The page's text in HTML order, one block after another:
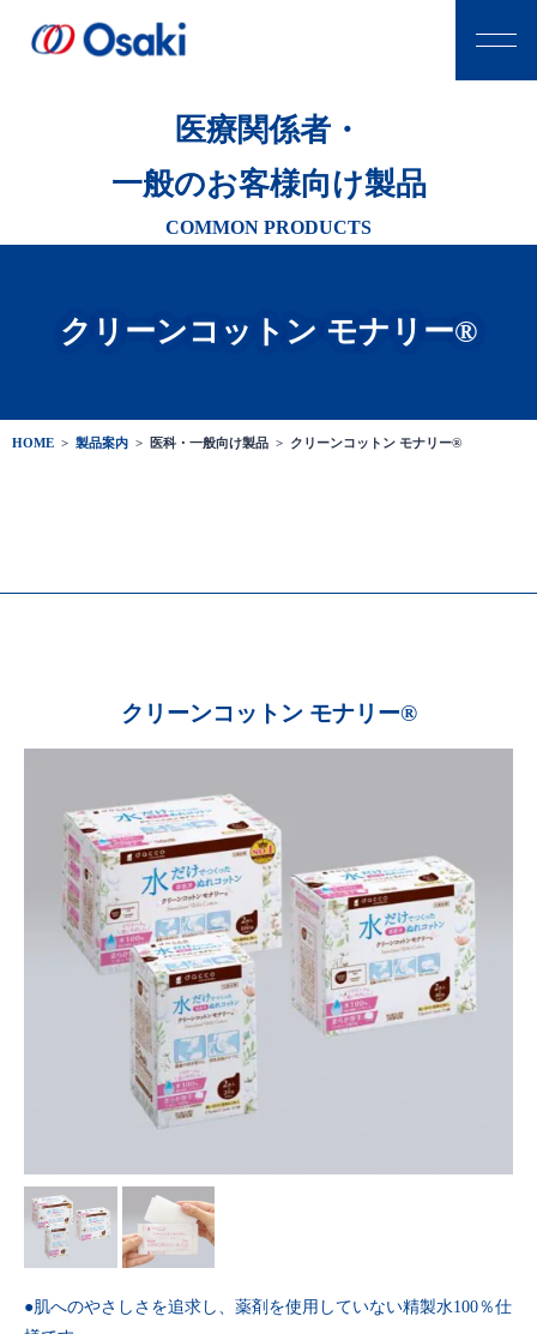
医療関係者・
一般のお客様向け製品
COMMON PRODUCTS
クリーンコットン モナリー®
HOME > 製品案内 > 医科・一般向け製品 > クリーンコットン モナリー®
クリーンコットン モナリー®
●肌へのやさしさを追求し、薬剤を使用していない精製水100％仕